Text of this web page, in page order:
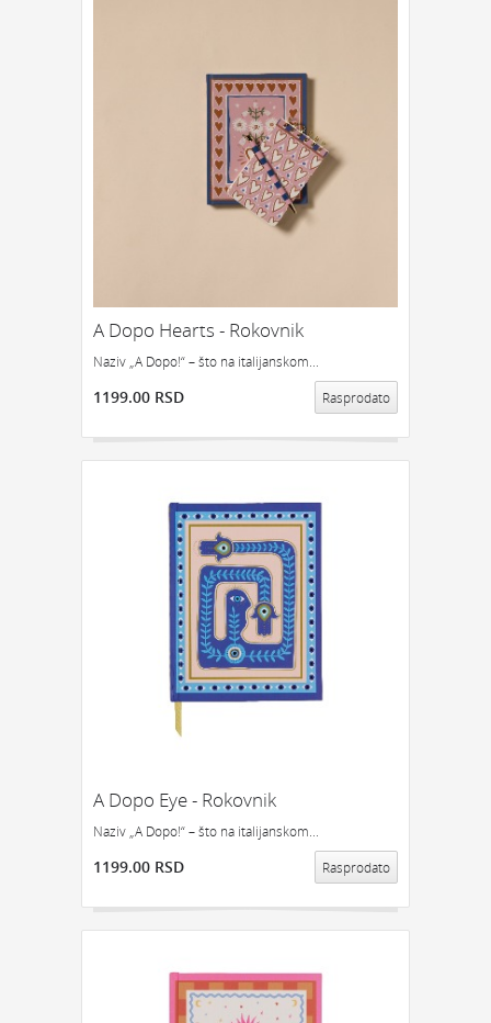
A Dopo Hearts - Rokovnik
Naziv „A Dopo!“ – što na italijanskom...
1199.00 RSD Rasprodato
A Dopo Eye - Rokovnik
Naziv „A Dopo!“ – što na italijanskom...
1199.00 RSD Rasprodato